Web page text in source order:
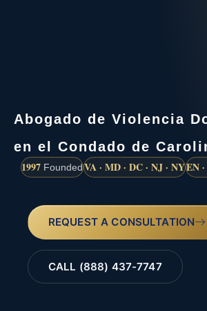
Abogado de Violencia
en el Condado de
1997 FoundedVA · MD · DC · NJ · NYEN
REQUEST A CONSULTATION
CALL (888) 437-7747